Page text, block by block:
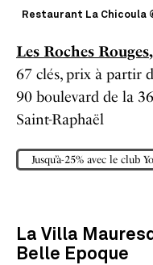
Restaurant La Chicoula
Les Roches Rouges
67 clés, prix à partir
90 boulevard de la
Saint-Raphaël
Jusqu’à-25% avec le club
La Villa
Belle Epoque